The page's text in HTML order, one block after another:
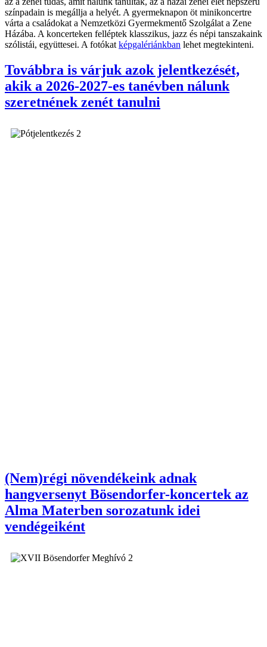
színpadain is megállja a helyét. A gyermeknapon öt minikoncertre
várta a családokat a Nemzetközi Gyermekmentő Szolgálat a Zene
Házába. A koncerteken felléptek klasszikus, jazz és népi tanszakaink
szólistái, együttesei. A fotókatképgalériánkban lehet megtekinteni.
Továbbra is várjuk azok jelentkezését,
akik a 2026-2027-es tanévben nálunk
szeretnének zenét tanulni
(Nem)régi növendékeink adnak
hangversenyt Bösendorfer-koncertek az
Alma Materben sorozatunk idei
vendégeiként